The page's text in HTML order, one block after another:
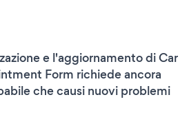
e l'aggiornamento di Car
Form richiede ancora
che causi nuovi problemi